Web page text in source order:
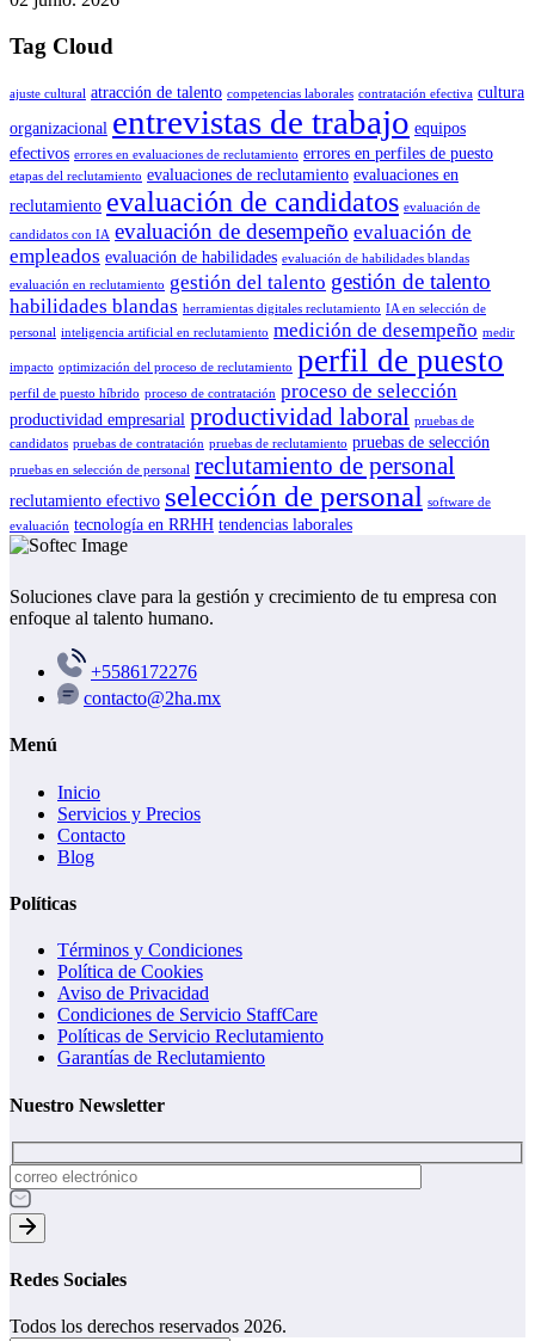
Tag Cloud
ajuste cultural atracción de talento competencias laborales contratación efectiva cultura
organizacional entrevistas de trabajo equipos
efectivos errores en evaluaciones de reclutamiento errores en perfiles de puesto
etapas del reclutamiento evaluaciones de reclutamiento evaluaciones en
reclutamiento evaluación de candidatos evaluación de
candidatos con IA evaluación de desempeño evaluación de
empleados evaluación de habilidades evaluación de habilidades blandas
evaluación en reclutamiento gestión del talento gestión de talento
habilidades blandas herramientas digitales reclutamiento IA en selección de
personal inteligencia artificial en reclutamiento medición de desempeño medir
impacto optimización del proceso de reclutamiento perfil de puesto
perfil de puesto híbrido proceso de contratación proceso de selección
productividad empresarial productividad laboral
pruebas de
candidatos pruebas de contratación pruebas de reclutamiento pruebas de selección
pruebas en selección de personal reclutamiento de personal
reclutamiento efectivo selección de personal software de
evaluación tecnología en RRHH tendencias laborales
Soluciones clave para la gestión y crecimiento de tu empresa con
enfoque al talento humano.
+5586172276
contacto@2ha.mx
Menú
Inicio
Servicios y Precios
Contacto
Blog
Políticas
Términos y Condiciones
Política de Cookies
Aviso de Privacidad
Condiciones de Servicio StaffCare
Políticas de Servicio Reclutamiento
Garantías de Reclutamiento
Nuestro Newsletter
Redes Sociales
Todos los derechos reservados 2026.